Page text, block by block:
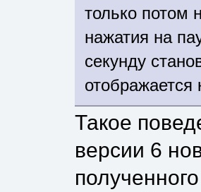
только потом
нажатия на
секунду
отображается
Такое
версии 6